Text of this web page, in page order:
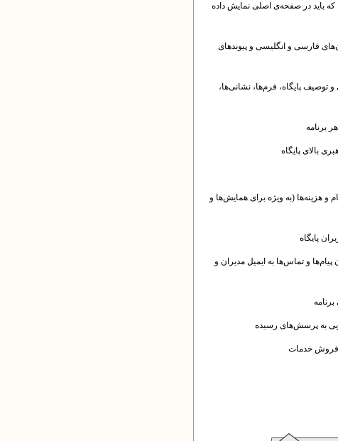
باید در صفحه‌ی اصلی نمایش داده
فارسی و انگلیسی و پیوندهای
توصیف پایگاه، فرم‌ها، نشانی‌ها،
برنامه
بالای پایگاه
و هزینه‌ها (به ویژه برای همایش‌ها و
پایگاه
و تماس‌ها به ایمیل مدیران و
به پرسش‌های رسیده
فروش خدمات